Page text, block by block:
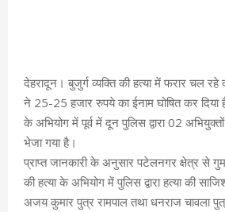
देहरादून। बुजुर्ग व्यक्ति की हत्या में फरार चल रहे
ने 25-25 हजार रुपये का ईनाम घोषित कर
के अभियोग में पूर्व में दून पुलिस द्वारा 02
भेजा गया है।
प्राप्त जानकारी के अनुसार पटेलनगर क्षेत्र से
की हत्या के अभियोग में पुलिस द्वारा हत्या की
अजय कुमार पुत्र रामपाल तथा धनराज चावला